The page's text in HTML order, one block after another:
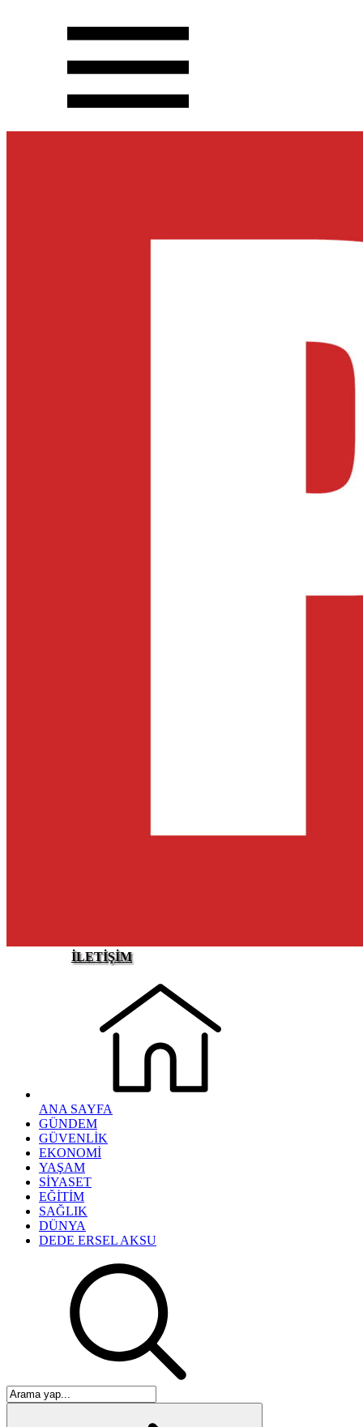
İLETİŞİM
ANA SAYFA
GÜNDEM
GÜVENLİK
EKONOMİ
YAŞAM
SİYASET
EĞİTİM
SAĞLIK
DÜNYA
DEDE ERSEL AKSU